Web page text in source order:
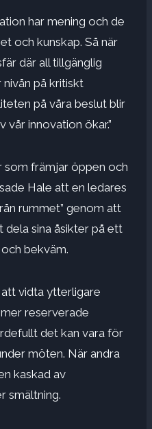
har mening och de
och kunskap. Så när
där all tillgänglig
på kritiskt
på våra beslut blir
vår innovation ökar.”
som främjar öppen och
Hale att en ledares
rummet” genom att
dela sina åsikter på ett
bekväm.
vidta ytterligare
reserverade
det kan vara för
möten. När andra
kaskad av
smältning.